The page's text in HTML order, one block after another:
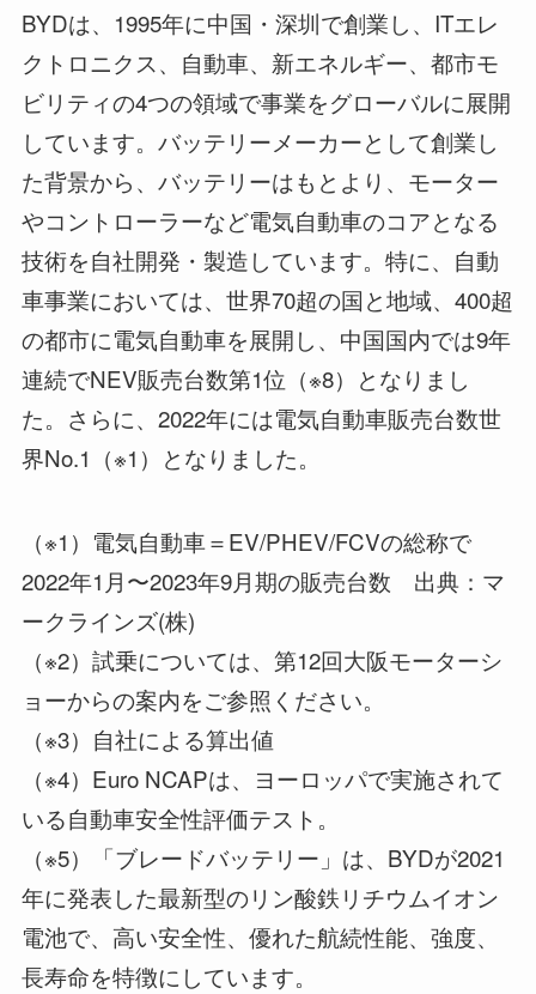
BYDは、1995年に中国・深圳で創業し、ITエレ
クトロニクス、自動車、新エネルギー、都市モ
ビリティの4つの領域で事業をグローバルに展開
しています。バッテリーメーカーとして創業し
た背景から、バッテリーはもとより、モーター
やコントローラーなど電気自動車のコアとなる
技術を自社開発・製造しています。特に、自動
車事業においては、世界70超の国と地域、400超
の都市に電気自動車を展開し、中国国内では9年
連続でNEV販売台数第1位（※8）となりまし
た。さらに、2022年には電気自動車販売台数世
界No.1（※1）となりました。
（※1）電気自動車＝EV/PHEV/FCVの総称で
2022年1月〜2023年9月期の販売台数 出典：マ
ークラインズ(株)
（※2）試乗については、第12回大阪モーターシ
ョーからの案内をご参照ください。
（※3）自社による算出値
（※4）Euro NCAPは、ヨーロッパで実施されて
いる自動車安全性評価テスト。
（※5）「ブレードバッテリー」は、BYDが2021
年に発表した最新型のリン酸鉄リチウムイオン
電池で、高い安全性、優れた航続性能、強度、
長寿命を特徴にしています。